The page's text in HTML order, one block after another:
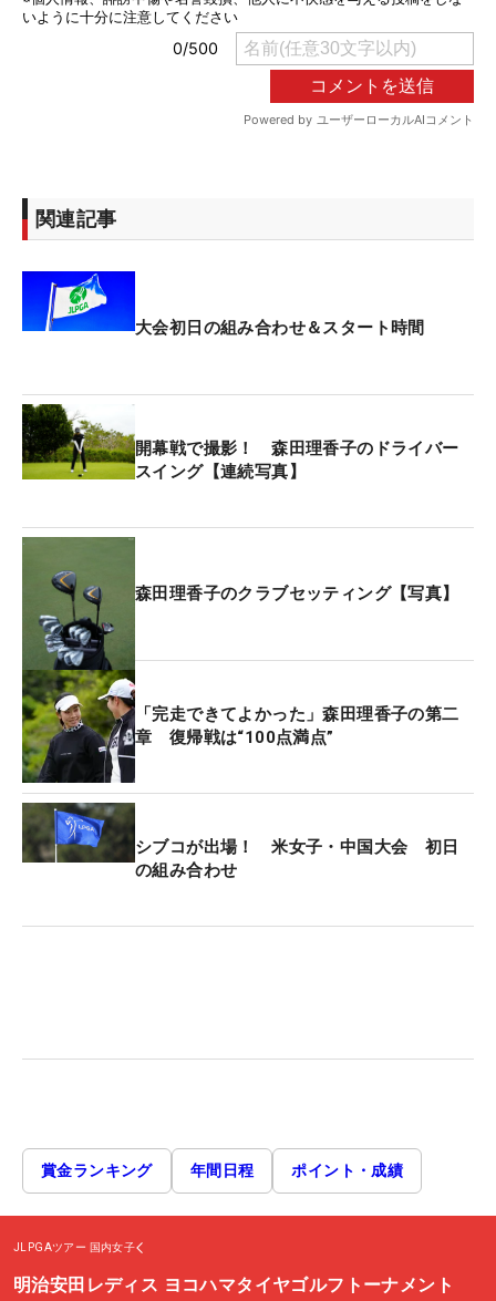
関連記事
大会初日の組み合わせ＆スタート時間
開幕戦で撮影！ 森田理香子のドライバー
スイング【連続写真】
森田理香子のクラブセッティング【写真】
「完走できてよかった」森田理香子の第二
章 復帰戦は“100点満点”
シブコが出場！ 米女子・中国大会 初日
の組み合わせ
賞金ランキング 年間日程 ポイント・成績
JLPGAツアー 国内女子
明治安田レディス ヨコハマタイヤゴルフトーナメント